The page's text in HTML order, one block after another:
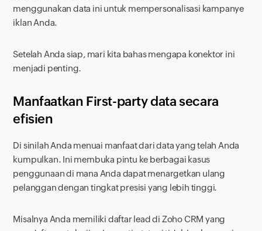
menggunakan data ini untuk mempersonalisasi kampanye
iklan Anda.
Setelah Anda siap, mari kita bahas mengapa konektor ini
menjadi penting.
Manfaatkan First-party data secara
efisien
Di sinilah Anda menuai manfaat dari data yang telah Anda
kumpulkan. Ini membuka pintu ke berbagai kasus
penggunaan di mana Anda dapat menargetkan ulang
pelanggan dengan tingkat presisi yang lebih tinggi.
Misalnya Anda memiliki daftar leaddi Zoho CRM yang